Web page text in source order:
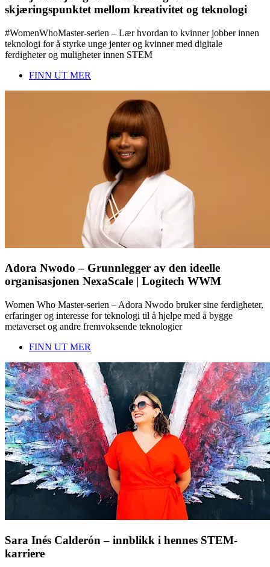
skjæringspunktet mellom kreativitet og teknologi
#WomenWhoMaster-serien – Lær hvordan to kvinner jobber innen
teknologi for å styrke unge jenter og kvinner med digitale
ferdigheter og muligheter innen STEM
FINN UT MER
Adora Nwodo – Grunnlegger av den ideelle
organisasjonen NexaScale | Logitech WWM
Women Who Master-serien – Adora Nwodo bruker sine ferdigheter,
erfaringer og interesse for teknologi til å hjelpe med å bygge
metaverset og andre fremvoksende teknologier
FINN UT MER
Sara Inés Calderón – innblikk i hennes STEM-
karriere